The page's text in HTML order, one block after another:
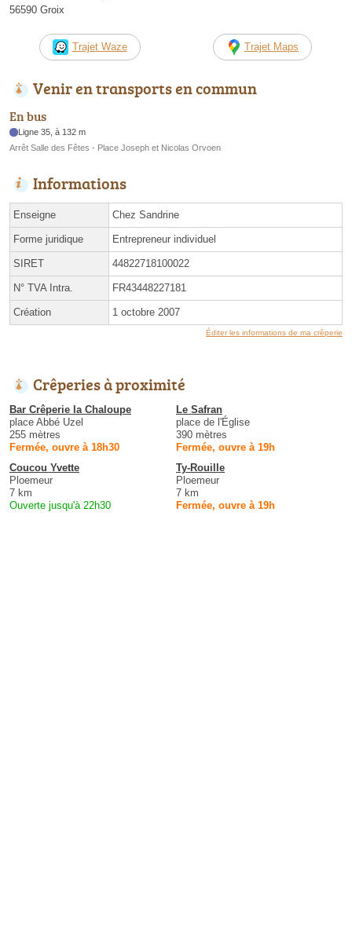
56590 Groix
Trajet Waze Trajet Maps
Venir en transports en commun
En bus
Ligne 35, à 132 m
Arrêt Salle des Fêtes - Place Joseph et Nicolas Orvoen
Informations
Enseigne Chez Sandrine
Forme juridique Entrepreneur individuel
SIRET 44822718100022
N° TVA Intra. FR43448227181
Création 1 octobre 2007
Éditer les informations de ma crêperie
Crêperies à proximité
Bar Crêperie la Chaloupe
place Abbé Uzel
255 mètres
Fermée, ouvre à 18h30
Le Safran
place de l'Église
390 mètres
Fermée, ouvre à 19h
Coucou Yvette
Ploemeur
7 km
Ouverte jusqu'à 22h30
Ty-Rouille
Ploemeur
7 km
Fermée, ouvre à 19h